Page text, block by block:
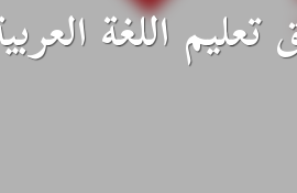
تعليم اللغة